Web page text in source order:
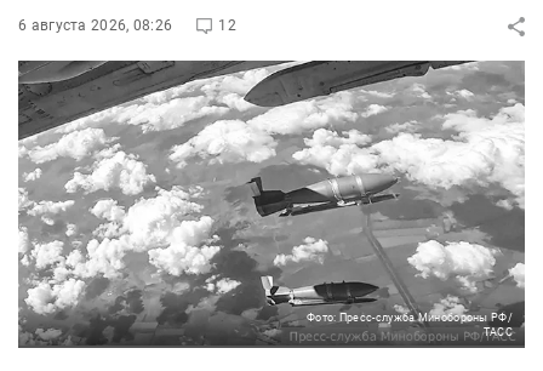
6 августа 2026, 08:26 12
Фото: Пресс-служба Минобороны РФ/
ТАСС